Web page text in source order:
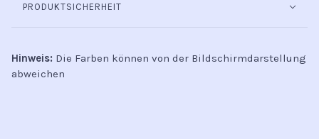
PRODUKTSICHERHEIT
Hinweis: Die Farben können von der Bildschirmdarstellung
abweichen